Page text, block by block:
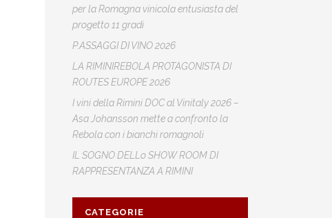
per la Romagna vinicola entusiasta del
progetto 11 gradi
P.ASSAGGI DI VINO 2026
LA RIMINIREBOLA PROTAGONISTA DI
ROUTES EUROPE 2026
I vini della Rimini DOC al Vinitaly 2026 –
Asa Johansson mette a confronto la
Rebola con i bianchi romagnoli
IL SOGNO DELLo SHOW ROOM DI
RAPPRESENTANZA A RIMINI
CATEGORIE